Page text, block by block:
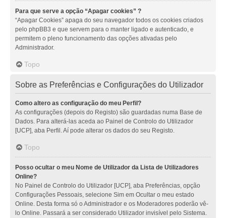
Para que serve a opção “Apagar cookies” ?
“Apagar Cookies” apaga do seu navegador todos os cookies criados
pelo phpBB3 e que servem para o manter ligado e autenticado, e
permitem o pleno funcionamento das opções ativadas pelo
Administrador.
Topo
Sobre as Preferências e Configurações do Utilizador
Como altero as configuração do meu Perfil?
As configurações (depois do Registo) são guardadas numa Base de
Dados. Para alterá-las aceda ao Painel de Controlo do Utilizador
[UCP], aba Perfil. Aí pode alterar os dados do seu Registo.
Topo
Posso ocultar o meu Nome de Utilizador da Lista de Utilizadores
Online?
No Painel de Controlo do Utilizador [UCP], aba Preferências, opção
Configurações Pessoais, selecione Sim em Ocultar o meu estado
Online. Desta forma só o Administrador e os Moderadores poderão vê-
lo Online. Passará a ser considerado Utilizador invisível pelo Sistema.